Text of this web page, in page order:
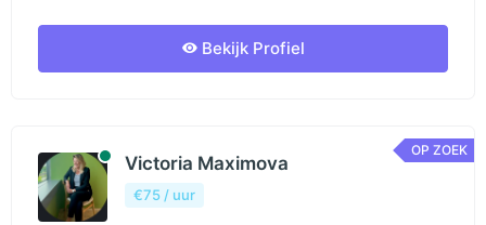
Bekijk Profiel
OP ZOEK
Beschibaar
Victoria Maximova
€75 / uur